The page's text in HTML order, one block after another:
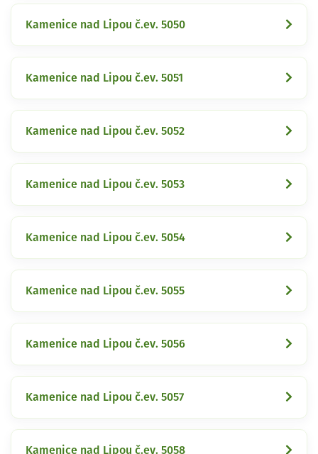
Kamenice nad Lipou č.ev. 5050
Kamenice nad Lipou č.ev. 5051
Kamenice nad Lipou č.ev. 5052
Kamenice nad Lipou č.ev. 5053
Kamenice nad Lipou č.ev. 5054
Kamenice nad Lipou č.ev. 5055
Kamenice nad Lipou č.ev. 5056
Kamenice nad Lipou č.ev. 5057
Kamenice nad Lipou č.ev. 5058